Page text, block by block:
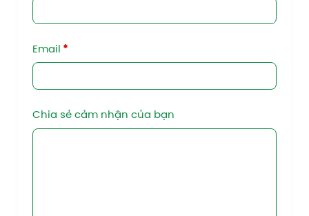
Email *
Chia sẻ cảm nhận của bạn